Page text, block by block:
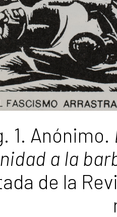
1. Anónimo.
a la
de la